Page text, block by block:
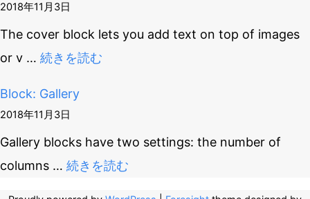
2018年11月3日
The cover block lets you add text on top of images
or v … 続きを読む
Block: Gallery
2018年11月3日
Gallery blocks have two settings: the number of
columns … 続きを読む